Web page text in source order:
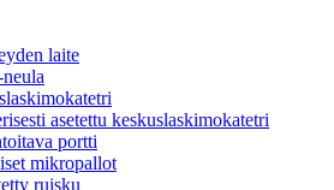
laite
asetettu keskuslaskimokatetri
portti
mikropallot
ruisku